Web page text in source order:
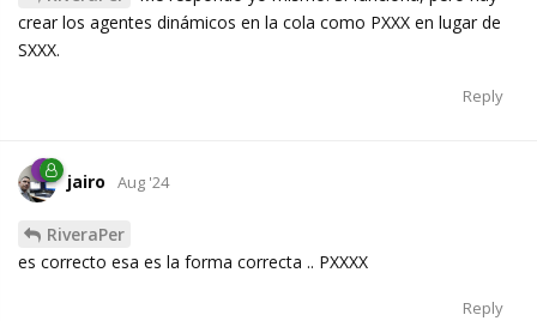
crear los agentes dinámicos en la cola como PXXX en lugar de
SXXX.
Reply
jairo Aug '24
RiveraPer
es correcto esa es la forma correcta .. PXXXX
Reply